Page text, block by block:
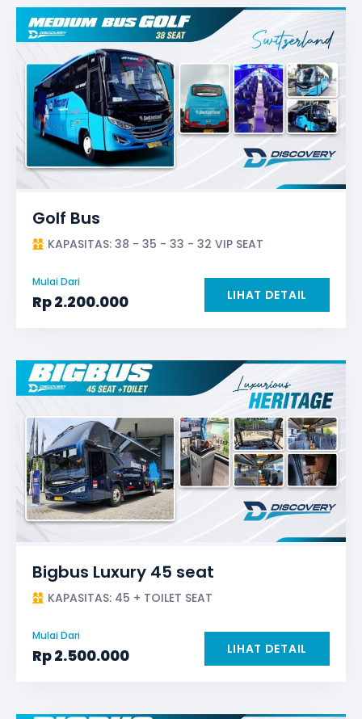
Golf Bus
KAPASITAS: 38 - 35 - 33 - 32 VIP SEAT
Mulai Dari
Rp2.200.000 LIHAT DETAIL
Bigbus Luxury 45 seat
KAPASITAS: 45 + TOILET SEAT
Mulai Dari
Rp2.500.000 LIHAT DETAIL